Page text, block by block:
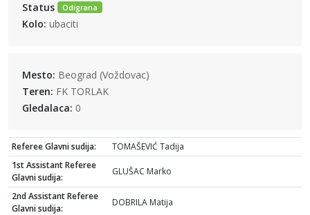
Status
Odigrana
Kolo: ubaciti
Mesto: Beograd (Voždovac)
Teren: FK TORLAK
Gledalaca: 0
Referee Glavni sudija:
TOMAŠEVIĆ Tadija
1st Assistant Referee
Glavni sudija:
GLUŠAC Marko
2nd Assistant Referee
Glavni sudija:
DOBRILA Matija